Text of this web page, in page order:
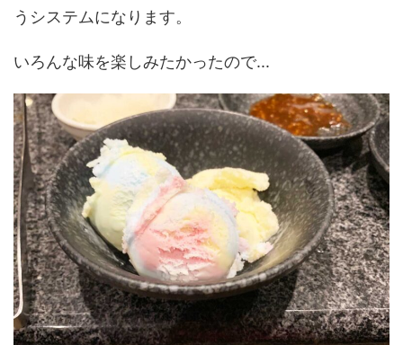
うシステムになります。
いろんな味を楽しみたかったので...